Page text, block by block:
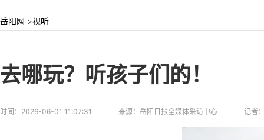
岳阳网 >视听
去哪玩？听孩子们的！
时间： 2026-06-01 11:07:31 来源： 岳阳日报全媒体采访中心 记者